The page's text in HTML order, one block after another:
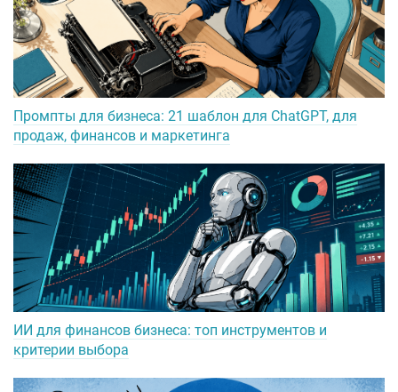
Промпты для бизнеса: 21 шаблон для ChatGPT, для
продаж, финансов и маркетинга
ИИ для финансов бизнеса: топ инструментов и
критерии выбора